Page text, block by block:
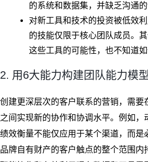
的系统和数据集，并缺乏沟通的
对新工具和技术的投资被低效
的技能仅限于核心团队成员。
这些工具的可能性，也不知道如
2. 用6大能力构建团队能力模型
创建更深层次的客户联系的营销，需要
之间实现新的协作和协调水平。例如，
绩效衡量不能仅应用于某个渠道，而是
品牌自有财产的客户触点的整个范围内